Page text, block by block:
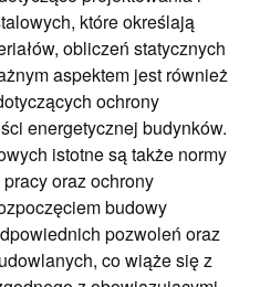
które określają
obliczeń statycznych
aspektem jest również
ochrony
energetycznej budynków.
istotne są także normy
oraz ochrony
budowy
pozwoleń oraz
co wiąże się z